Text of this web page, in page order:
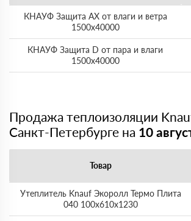
КНАУФ Защита AX от влаги и ветра
1500х40000
КНАУФ Защита D от пара и влаги
1500х40000
Продажа теплоизоляции
Санкт-Петербурге на 10
Товар
Утеплитель Knauf Экоролл Термо Плита
040 100х610х1230